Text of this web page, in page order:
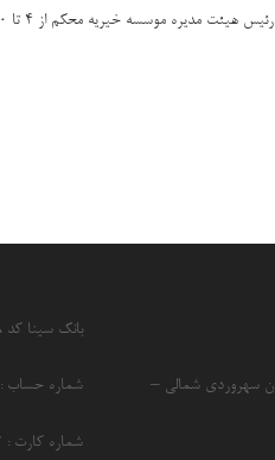
به ایلام جهت ویزیت، جراحی و درمان نوزادان و کودکان با ناهنجاری های مادرزادی
سهروردی شمالی –
بانک سینا کد ۱۴۸
شماره حساب : ۱ – ۹۷۱۱۱۱۱۱ – ۴ – ۱۴۸
شماره کارت : ۵۵۲۲ –۰۰۰۱ –۴۶۷۰– ۶۳۹۳